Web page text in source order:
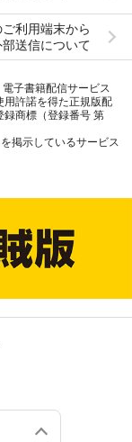
利用端末から
送信について
子書籍配信サービス
用許諾を得た正規版配
録商標（登録番号 第
掲示しているサービス